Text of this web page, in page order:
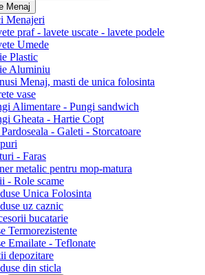
Menaj
Menajeri
praf - lavete uscate - lavete podele
Umede
Plastic
Aluminiu
Menaj, masti de unica folosinta
vase
Alimentare - Pungi sandwich
Gheata - Hartie Copt
Pardoseala - Galeti - Storcatoare
- Faras
metalic pentru mop-matura
- Role scame
Unica Folosinta
uz caznic
bucatarie
Termorezistente
Emailate - Teflonate
depozitare
din sticla